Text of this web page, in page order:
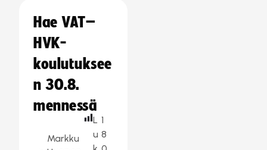
Hae VAT–
HVK-
koulutuksee
n 30.8.
mennessä
Markku
L
u
1
8